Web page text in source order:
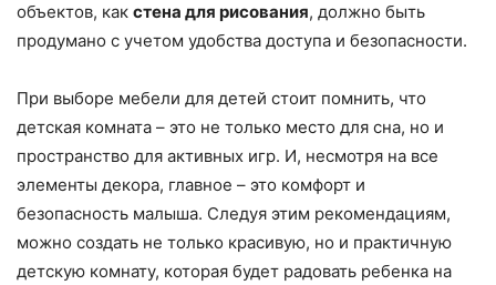
объектов, как стена для рисования, должно быть
продумано с учетом удобства доступа и безопасности.
При выборе мебели для детей стоит помнить, что
детская комната – это не только место для сна, но и
пространство для активных игр. И, несмотря на все
элементы декора, главное – это комфорт и
безопасность малыша. Следуя этим рекомендациям,
можно создать не только красивую, но и практичную
детскую комнату, которая будет радовать ребенка на